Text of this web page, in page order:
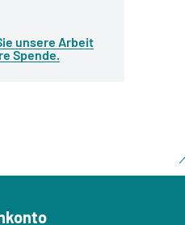
unsere Arbeit
Spende.